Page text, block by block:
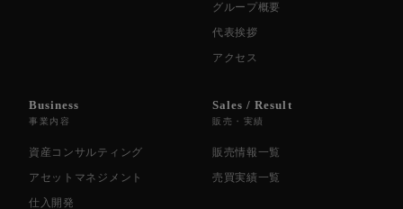
グループ概要
代表挨拶
アクセス
Business
事業内容
資産コンサルティング
アセットマネジメント
仕入開発
Sales / Result
販売・実績
販売情報一覧
売買実績一覧